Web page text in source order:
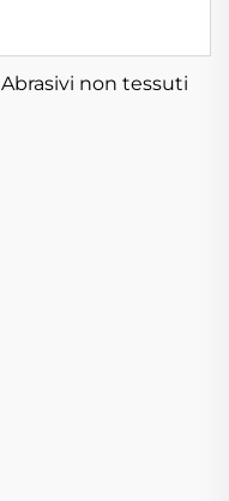
Abrasivi non tessuti